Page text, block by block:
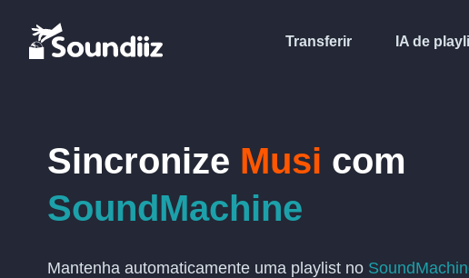
Transferir IA de
Sincronize Musi com
SoundMachine
Mantenha automaticamente uma playlist no